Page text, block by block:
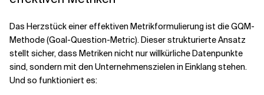
Das Herzstück einer effektiven Metrikformulierung ist die GQM-
Methode (Goal-Question-Metric). Dieser strukturierte Ansatz
stellt sicher, dass Metriken nicht nur willkürliche Datenpunkte
sind, sondern mit den Unternehmenszielen in Einklang stehen.
Und so funktioniert es: